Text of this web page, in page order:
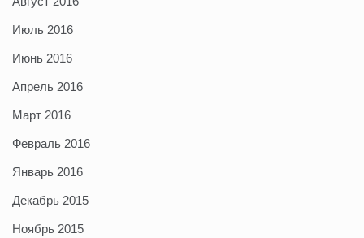
Июль 2016
Июнь 2016
Апрель 2016
Март 2016
Февраль 2016
Январь 2016
Декабрь 2015
Ноябрь 2015